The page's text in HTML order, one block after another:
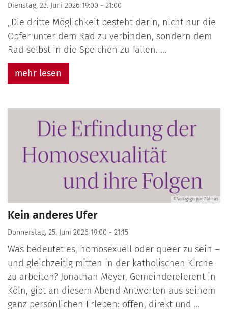
Dienstag, 23. Juni 2026 19:00 - 21:00
„Die dritte Möglichkeit besteht darin, nicht nur die
Opfer unter dem Rad zu verbinden, sondern dem
Rad selbst in die Speichen zu fallen. ...
mehr lesen
© Verlagsgruppe Patmos
Kein anderes Ufer
Donnerstag, 25. Juni 2026 19:00 - 21:15
Was bedeutet es, homosexuell oder queer zu sein –
und gleichzeitig mitten in der katholischen Kirche
zu arbeiten? Jonathan Meyer, Gemeindereferent in
Köln, gibt an diesem Abend Antworten aus seinem
ganz persönlichen Erleben: offen, direkt und ...